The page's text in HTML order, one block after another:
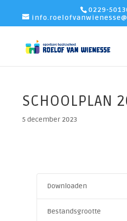
0229-
SCHOOLPLAN
5 december 2023
Downloaden
Bestandsgrootte